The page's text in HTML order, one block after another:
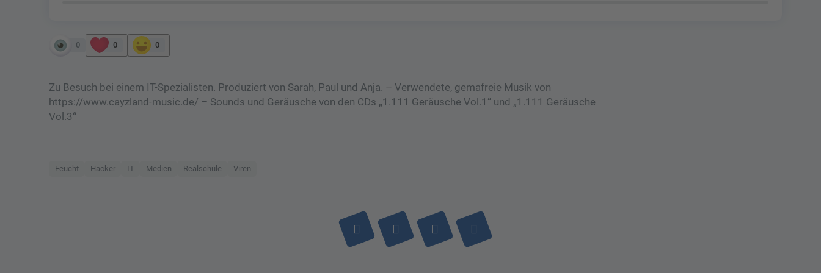
0 0 0
Zu Besuch bei einem IT-Spezialisten. Produziert von Sarah, Paul und Anja. – Verwendete, gemafreie Musik von
https://www.cayzland-music.de/ – Sounds und Geräusche von den CDs „1.111 Geräusche Vol.1“ und „1.111 Geräusche
Vol.3“
Feucht Hacker IT Medien Realschule Viren